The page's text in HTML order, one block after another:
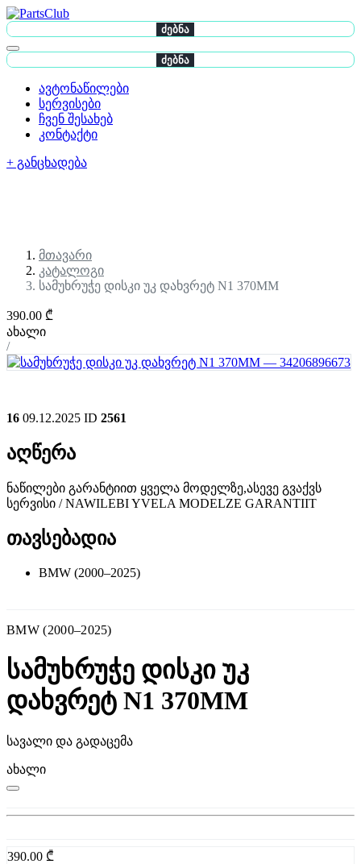
ძებნა
ძებნა
ავტონაწილები
სერვისები
ჩვენ შესახებ
კონტაქტი
+ განცხადება
მთავარი
კატალოგი
სამუხრუჭე დისკი უკ დახვრეტ N1 370MM
390.00 ₾
ახალი
/
16 09.12.2025 ID 2561
აღწერა
ნაწილები გარანტიით ყველა მოდელზე,ასევე გვაქვს
სერვისი / NAWILEBI YVELA MODELZE GARANTIIT
თავსებადია
BMW (2000–2025)
BMW (2000–2025)
სამუხრუჭე დისკი უკ
დახვრეტ N1 370MM
სავალი და გადაცემა
ახალი
390.00 ₾